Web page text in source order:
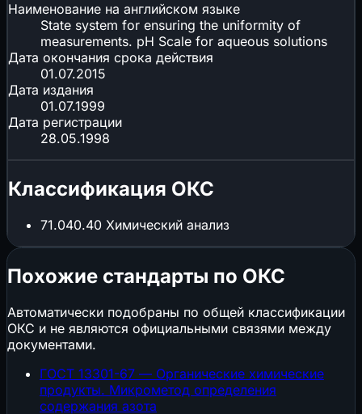
Наименование на английском языке
State system for ensuring the uniformity of
measurements. pH Scale for aqueous solutions
Дата окончания срока действия
01.07.2015
Дата издания
01.07.1999
Дата регистрации
28.05.1998
Классификация ОКС
71.040.40 Химический анализ
Похожие стандарты по ОКС
Автоматически подобраны по общей классификации
ОКС и не являются официальными связями между
документами.
ГОСТ 13301-67 — Органические химические
продукты. Микрометод определения
содержания азота